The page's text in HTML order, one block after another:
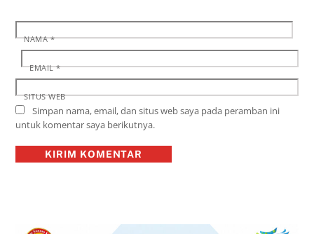
NAMA*
EMAIL*
SITUS WEB
Simpan nama, email, dan situs web saya pada peramban ini
untuk komentar saya berikutnya.